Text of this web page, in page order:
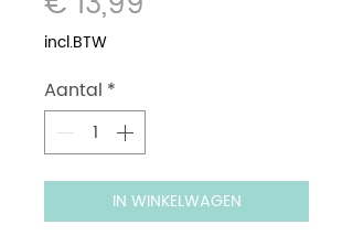
incl.BTW
Aantal *
IN WINKELWAGEN